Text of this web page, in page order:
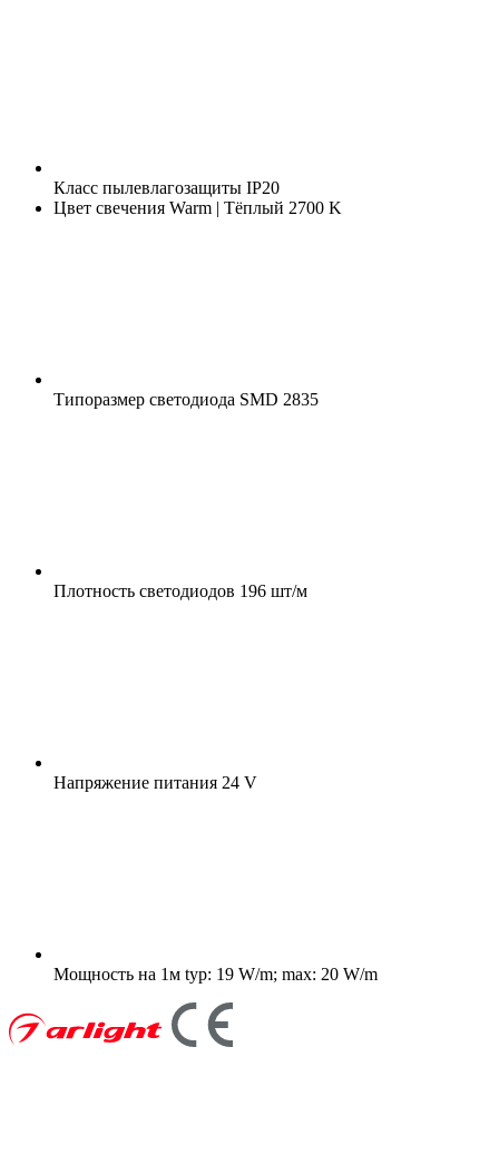
Класс пылевлагозащиты IP20
Цвет свечения Warm | Тёплый 2700 K
Типоразмер светодиода SMD 2835
Плотность светодиодов 196 шт/м
Напряжение питания 24 V
Мощность на 1м typ: 19 W/m; max: 20 W/m